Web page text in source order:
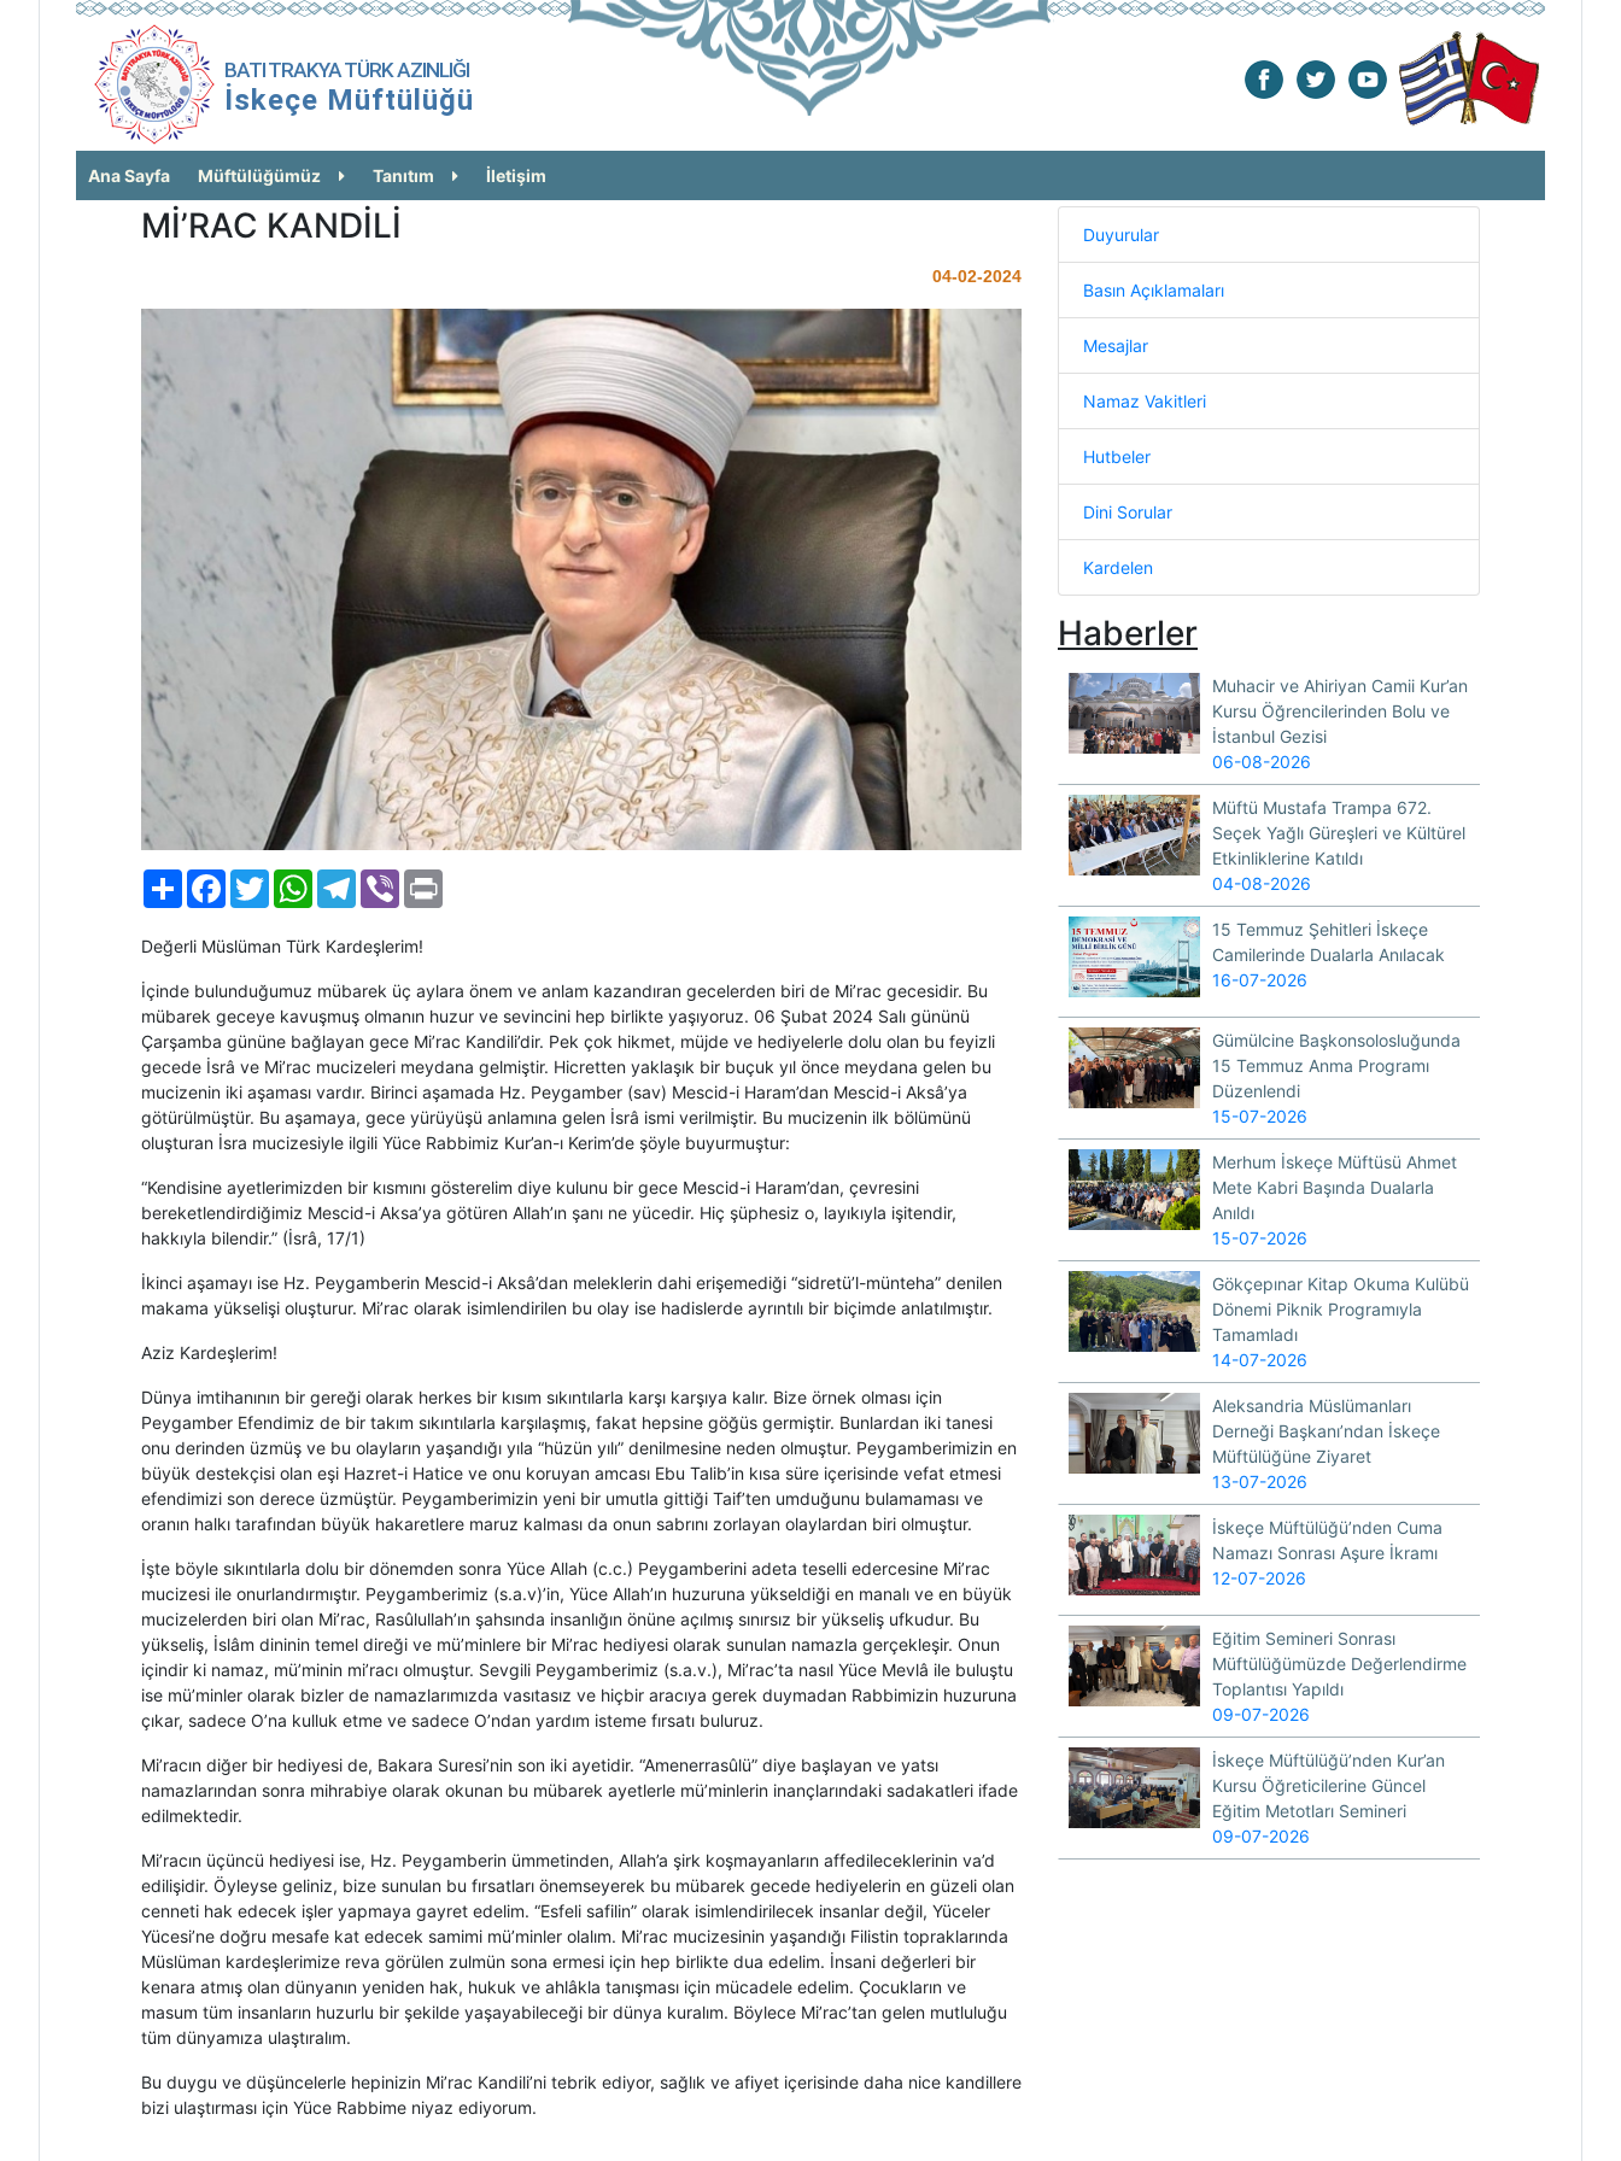
BATI TRAKYA TÜRK AZINLIĞI
İskeçe Müftülüğü
Ana Sayfa Müftülüğümüz Tanıtım İletişim
Mİ’RAC KANDİLİ
04-02-2024
PaylaşFacebook
TwitterWhatsAppTelegram
Viber
Değerli Müslüman Türk Kardeşlerim!
İçinde bulunduğumuz mübarek üç aylara önem ve anlam kazandıran gecelerden biri de Mi’rac gecesidir. Bu
mübarek geceye kavuşmuş olmanın huzur ve sevincini hep birlikte yaşıyoruz. 06 Şubat 2024 Salı gününü
Çarşamba gününe bağlayan gece Mi’rac Kandili’dir. Pek çok hikmet, müjde ve hediyelerle dolu olan bu feyizli
gecede İsrâ ve Mi’rac mucizeleri meydana gelmiştir. Hicretten yaklaşık bir buçuk yıl önce meydana gelen bu
mucizenin iki aşaması vardır. Birinci aşamada Hz. Peygamber (sav) Mescid-i Haram’dan Mescid-i Aksâ’ya
götürülmüştür. Bu aşamaya, gece yürüyüşü anlamına gelen İsrâ ismi verilmiştir. Bu mucizenin ilk bölümünü
oluşturan İsra mucizesiyle ilgili Yüce Rabbimiz Kur’an-ı Kerim’de şöyle buyurmuştur:
“Kendisine ayetlerimizden bir kısmını gösterelim diye kulunu bir gece Mescid-i Haram’dan, çevresini
bereketlendirdiğimiz Mescid-i Aksa’ya götüren Allah’ın şanı ne yücedir. Hiç şüphesiz o, layıkıyla işitendir,
hakkıyla bilendir.” (İsrâ, 17/1)
İkinci aşamayı ise Hz. Peygamberin Mescid-i Aksâ’dan meleklerin dahi erişemediği “sidretü’l-münteha” denilen
makama yükselişi oluşturur. Mi’rac olarak isimlendirilen bu olay ise hadislerde ayrıntılı bir biçimde anlatılmıştır.
Aziz Kardeşlerim!
Dünya imtihanının bir gereği olarak herkes bir kısım sıkıntılarla karşı karşıya kalır. Bize örnek olması için
Peygamber Efendimiz de bir takım sıkıntılarla karşılaşmış, fakat hepsine göğüs germiştir. Bunlardan iki tanesi
onu derinden üzmüş ve bu olayların yaşandığı yıla “hüzün yılı” denilmesine neden olmuştur. Peygamberimizin en
büyük destekçisi olan eşi Hazret-i Hatice ve onu koruyan amcası Ebu Talib’in kısa süre içerisinde vefat etmesi
efendimizi son derece üzmüştür. Peygamberimizin yeni bir umutla gittiği Taif’ten umduğunu bulamaması ve
oranın halkı tarafından büyük hakaretlere maruz kalması da onun sabrını zorlayan olaylardan biri olmuştur.
İşte böyle sıkıntılarla dolu bir dönemden sonra Yüce Allah (c.c.) Peygamberini adeta teselli edercesine Mi’rac
mucizesi ile onurlandırmıştır. Peygamberimiz (s.a.v)’in, Yüce Allah’ın huzuruna yükseldiği en manalı ve en büyük
mucizelerden biri olan Mi’rac, Rasûlullah’ın şahsında insanlığın önüne açılmış sınırsız bir yükseliş ufkudur. Bu
yükseliş, İslâm dininin temel direği ve mü’minlere bir Mi’rac hediyesi olarak sunulan namazla gerçekleşir. Onun
içindir ki namaz, mü’minin mi’racı olmuştur. Sevgili Peygamberimiz (s.a.v.), Mi’rac’ta nasıl Yüce Mevlâ ile buluştu
ise mü’minler olarak bizler de namazlarımızda vasıtasız ve hiçbir aracıya gerek duymadan Rabbimizin huzuruna
çıkar, sadece O’na kulluk etme ve sadece O’ndan yardım isteme fırsatı buluruz.
Mi’racın diğer bir hediyesi de, Bakara Suresi’nin son iki ayetidir. “Amenerrasûlü” diye başlayan ve yatsı
namazlarından sonra mihrabiye olarak okunan bu mübarek ayetlerle mü’minlerin inançlarındaki sadakatleri ifade
edilmektedir.
Mi’racın üçüncü hediyesi ise, Hz. Peygamberin ümmetinden, Allah’a şirk koşmayanların affedileceklerinin va’d
edilişidir. Öyleyse geliniz, bize sunulan bu fırsatları önemseyerek bu mübarek gecede hediyelerin en güzeli olan
cenneti hak edecek işler yapmaya gayret edelim. “Esfeli safilin” olarak isimlendirilecek insanlar değil, Yüceler
Yücesi’ne doğru mesafe kat edecek samimi mü’minler olalım. Mi’rac mucizesinin yaşandığı Filistin topraklarında
Müslüman kardeşlerimize reva görülen zulmün sona ermesi için hep birlikte dua edelim. İnsani değerleri bir
kenara atmış olan dünyanın yeniden hak, hukuk ve ahlâkla tanışması için mücadele edelim. Çocukların ve
masum tüm insanların huzurlu bir şekilde yaşayabileceği bir dünya kuralım. Böylece Mi’rac’tan gelen mutluluğu
tüm dünyamıza ulaştıralım.
Bu duygu ve düşüncelerle hepinizin Mi’rac Kandili’ni tebrik ediyor, sağlık ve afiyet içerisinde daha nice kandillere
bizi ulaştırması için Yüce Rabbime niyaz ediyorum.
Duyurular
Basın Açıklamaları
Mesajlar
Namaz Vakitleri
Hutbeler
Dini Sorular
Kardelen
Haberler
Muhacir ve Ahiriyan Camii Kur’an
Kursu Öğrencilerinden Bolu ve
İstanbul Gezisi
06-08-2026
Müftü Mustafa Trampa 672.
Seçek Yağlı Güreşleri ve Kültürel
Etkinliklerine Katıldı
04-08-2026
15 Temmuz Şehitleri İskeçe
Camilerinde Dualarla Anılacak
16-07-2026
Gümülcine Başkonsolosluğunda
15 Temmuz Anma Programı
Düzenlendi
15-07-2026
Merhum İskeçe Müftüsü Ahmet
Mete Kabri Başında Dualarla
Anıldı
15-07-2026
Gökçepınar Kitap Okuma Kulübü
Dönemi Piknik Programıyla
Tamamladı
14-07-2026
Aleksandria Müslümanları
Derneği Başkanı’ndan İskeçe
Müftülüğüne Ziyaret
13-07-2026
İskeçe Müftülüğü’nden Cuma
Namazı Sonrası Aşure İkramı
12-07-2026
Eğitim Semineri Sonrası
Müftülüğümüzde Değerlendirme
Toplantısı Yapıldı
09-07-2026
İskeçe Müftülüğü’nden Kur’an
Kursu Öğreticilerine Güncel
Eğitim Metotları Semineri
09-07-2026